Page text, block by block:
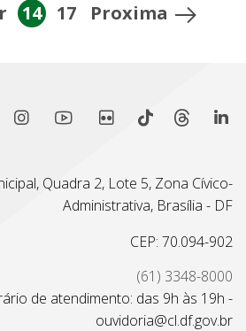
14 17 Proxima
Quadra 2, Lote 5, Zona Cívico-
Administrativa, Brasília - DF
CEP: 70.094-902
(61) 3348-8000
de atendimento: das 9h às 19h -
ouvidoria@cl.df.gov.br